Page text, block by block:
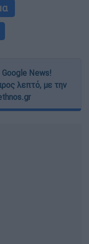
News!
λεπτό, με την